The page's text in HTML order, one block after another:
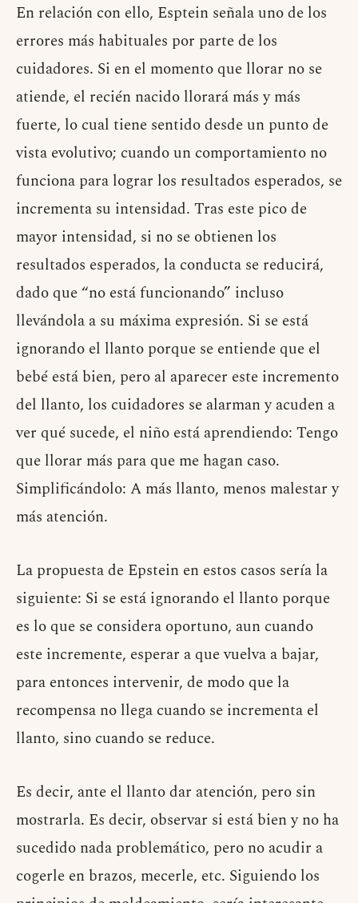
En relación con ello, Esptein señala uno de los
errores más habituales por parte de los
cuidadores. Si en el momento que llorar no se
atiende, el recién nacido llorará más y más
fuerte, lo cual tiene sentido desde un punto de
vista evolutivo; cuando un comportamiento no
funciona para lograr los resultados esperados, se
incrementa su intensidad. Tras este pico de
mayor intensidad, si no se obtienen los
resultados esperados, la conducta se reducirá,
dado que “no está funcionando” incluso
llevándola a su máxima expresión. Si se está
ignorando el llanto porque se entiende que el
bebé está bien, pero al aparecer este incremento
del llanto, los cuidadores se alarman y acuden a
ver qué sucede, el niño está aprendiendo: Tengo
que llorar más para que me hagan caso.
Simplificándolo: A más llanto, menos malestar y
más atención.
La propuesta de Epstein en estos casos sería la
siguiente: Si se está ignorando el llanto porque
es lo que se considera oportuno, aun cuando
este incremente, esperar a que vuelva a bajar,
para entonces intervenir, de modo que la
recompensa no llega cuando se incrementa el
llanto, sino cuando se reduce.
Es decir, ante el llanto dar atención, pero sin
mostrarla. Es decir, observar si está bien y no ha
sucedido nada problemático, pero no acudir a
cogerle en brazos, mecerle, etc. Siguiendo los